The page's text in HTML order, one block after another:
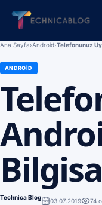
Ana Sayfa›Android›Telefonunuz
ANDROID
Technica Blog 03.07.2019 74